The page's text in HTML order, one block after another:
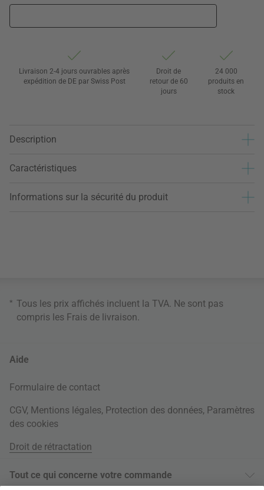
Livraison 2-4 jours ouvrables après
expédition de DE par Swiss Post
Droit de
retour de 60
jours
24 000
produits en
stock
Description
Caractéristiques
Informations sur la sécurité du produit
* Tous les prix affichés incluent la TVA. Ne sont pas
compris les Frais de livraison
Aide
Formulaire de contact
CGV, Mentions légales, Protection des données, Paramètres
des cookies
Droit de rétractation
Tout ce qui concerne votre commande